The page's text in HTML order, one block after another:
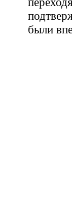
были